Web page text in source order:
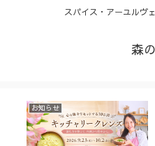
スパイス・アーユルヴ
森
お知らせ